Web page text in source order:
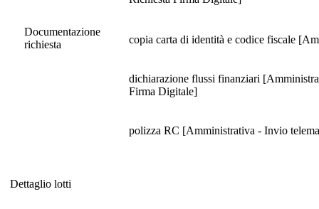
Documentazione
richiesta
copia carta di identità e codice fiscale
dichiarazione flussi finanziari
Firma Digitale]
polizza RC [Amministrativa - Invio
Dettaglio lotti